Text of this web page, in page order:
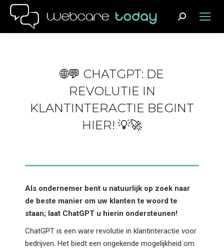
Search:
🌐💬 CHATGPT: DE
REVOLUTIE IN
KLANTINTERACTIE BEGINT
HIER! 💡🚀
Als ondernemer bent u natuurlijk op zoek naar
de beste manier om uw klanten te woord te
staan; laat ChatGPT u hierin ondersteunen!
ChatGPT is een ware revolutie in klantinteractie voor
bedrijven. Het biedt een ongekende mogelijkheid om